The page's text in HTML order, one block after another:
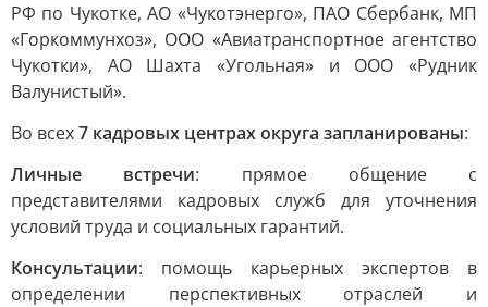
РФ по Чукотке, АО «Чукотэнерго», ПАО Сбербанк, МП
«Горкоммунхоз», ООО «Авиатранспортное агентство
Чукотки», АО Шахта «Угольная» и ООО «Рудник
Валунистый».
Во всех7 кадровых центрах округа запланированы:
Личные встречи: прямое общение с
представителями кадровых служб для уточнения
условий труда и социальных гарантий.
Консультации: помощь карьерных экспертов в
определении перспективных отраслей и